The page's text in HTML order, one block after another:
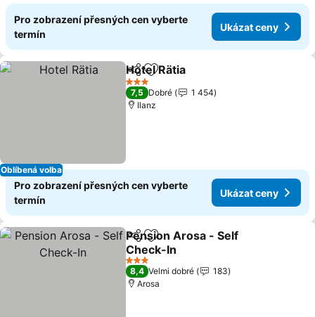
Pro zobrazení přesných cen vyberte
termín
Ukázat ceny
Oblíbená volba
SdíletPřidat na seznam oblíbených
Hotel Rätia
3 Počet hvězdiček
7,5 Dobré
1 454
Ilanz
Pro zobrazení přesných cen vyberte
termín
Ukázat ceny
SdíletPřidat na seznam oblíbených
Pension Arosa - Self
Check-In
Ukázat ceny
3 Počet hvězdiček
8,4 Velmi dobré
183
Arosa